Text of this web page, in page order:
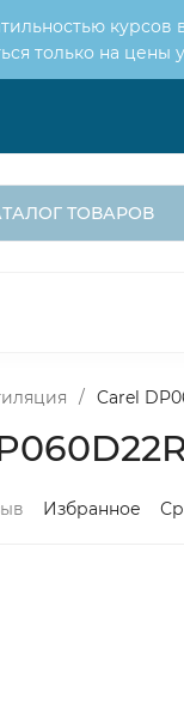
только на цены
ТОВАРОВ
/ Carel
Избранное